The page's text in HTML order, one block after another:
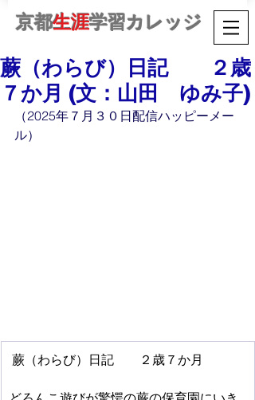
京都生涯学習カレッジ
蕨（わらび）日記 ２歳
７か月 (文：山田 ゆみ子)
（2025年７月３０日配信ハッピーメー
ル）
蕨（わらび）日記　　２歳７か月